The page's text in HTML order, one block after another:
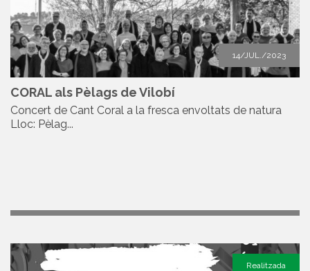
14/JUL./2023
CORAL als Pèlags de Vilobí
Concert de Cant Coral a la fresca envoltats de natura
Lloc: Pèlag...
Realitzada